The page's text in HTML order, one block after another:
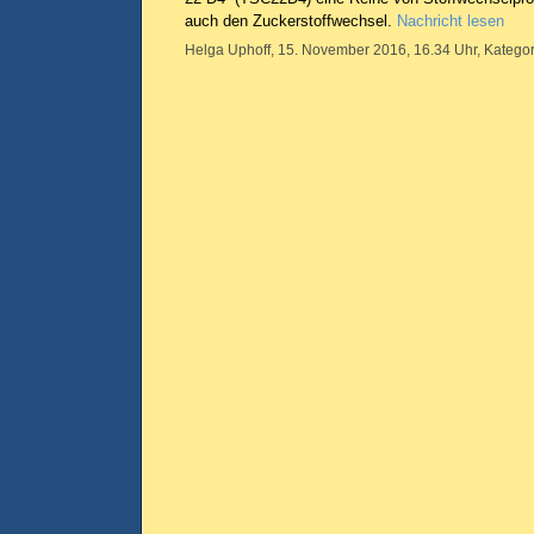
auch den Zuckerstoffwechsel. Nachricht lesen
Helga Uphoff, 15. November 2016, 16.34 Uhr,